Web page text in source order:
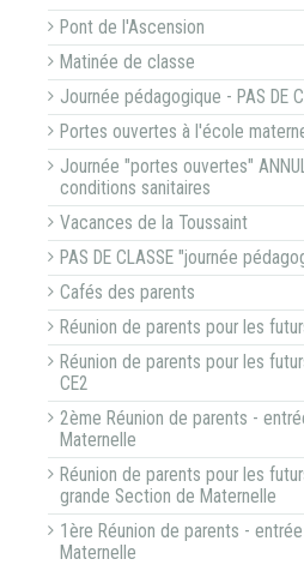
Pont de l'Ascension
Matinée de classe
Journée pédagogique - PAS DE
Portes ouvertes à l'école
Journée "portes ouvertes"
conditions sanitaires
Vacances de la Toussaint
PAS DE CLASSE "journée
Cafés des parents
Réunion de parents pour les
Réunion de parents pour les
CE2
2ème Réunion de parents -
Maternelle
Réunion de parents pour les
grande Section de Maternelle
1ère Réunion de parents -
Maternelle